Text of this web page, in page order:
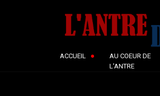
ACCUEIL
AU COEUR DE
L'ANTRE